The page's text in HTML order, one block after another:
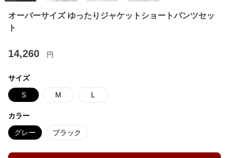
オーバーサイズ ゆったりジャケットショートパンツセッ
ト
14,260 円
サイズ
S M L
カラー
グレー ブラック